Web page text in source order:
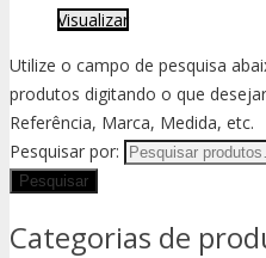
Visualizar
Utilize o campo de pesquisa
produtos digitando o que
Referência, Marca, Medida, etc.
Pesquisar por:
Categorias de